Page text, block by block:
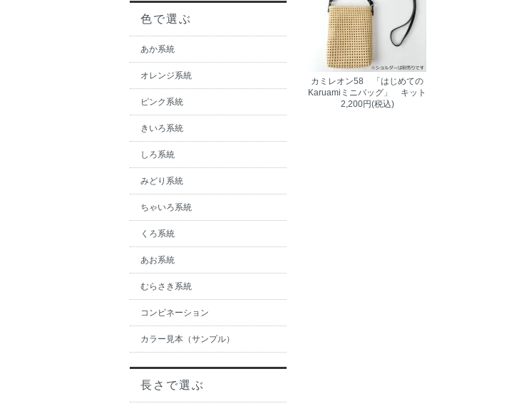
色で選ぶ
あか系統
オレンジ系統
ピンク系統
きいろ系統
しろ系統
みどり系統
ちゃいろ系統
くろ系統
あお系統
むらさき系統
コンビネーション
カラー見本（サンプル）
長さで選ぶ
カミレオン58 「はじめての
Karuamiミニバッグ」 キット
2,200円(税込)